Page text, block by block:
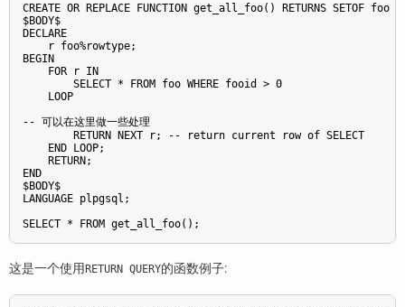
CREATE OR REPLACE FUNCTION get_all_foo() RETURNS SETOF foo
$BODY$
DECLARE
    r foo%rowtype;
BEGIN
    FOR r IN
        SELECT * FROM foo WHERE fooid > 0
    LOOP
-- 可以在这里做一些处理
        RETURN NEXT r; -- return current row of SELECT
    END LOOP;
    RETURN;
END
$BODY$
LANGUAGE plpgsql;
SELECT * FROM get_all_foo();
这是一个使用RETURN QUERY的函数例子: